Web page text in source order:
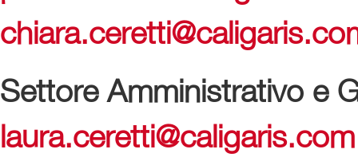
chiara.ceretti@
Settore Amministrativo e
laura.ceretti@caligaris.com